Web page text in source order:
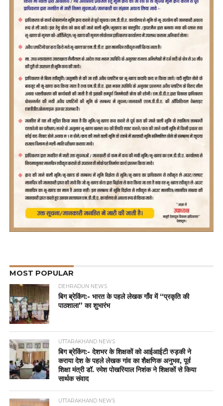
MOST POPULAR
DEHRADUN NEWS
बिग ब्रेकिंग:- भारत के पहले लेखक गाँव में “प्रकृति की
पाठशाला” का शुभारंभ
UTTARAKHAND NEWS
बिग ब्रेकिंग:- देशभर के शिक्षकों को आईआईटी रुड़की ने
कराया देश के पहले लेखक गांव का शैक्षणिक अनुभव, पूर्व
शिक्षा मंत्री डॉ. रमेश पोखरियाल निशंक ने शिक्षकों से किया
सार्थक संवाद
UTTARAKHAND NEWS